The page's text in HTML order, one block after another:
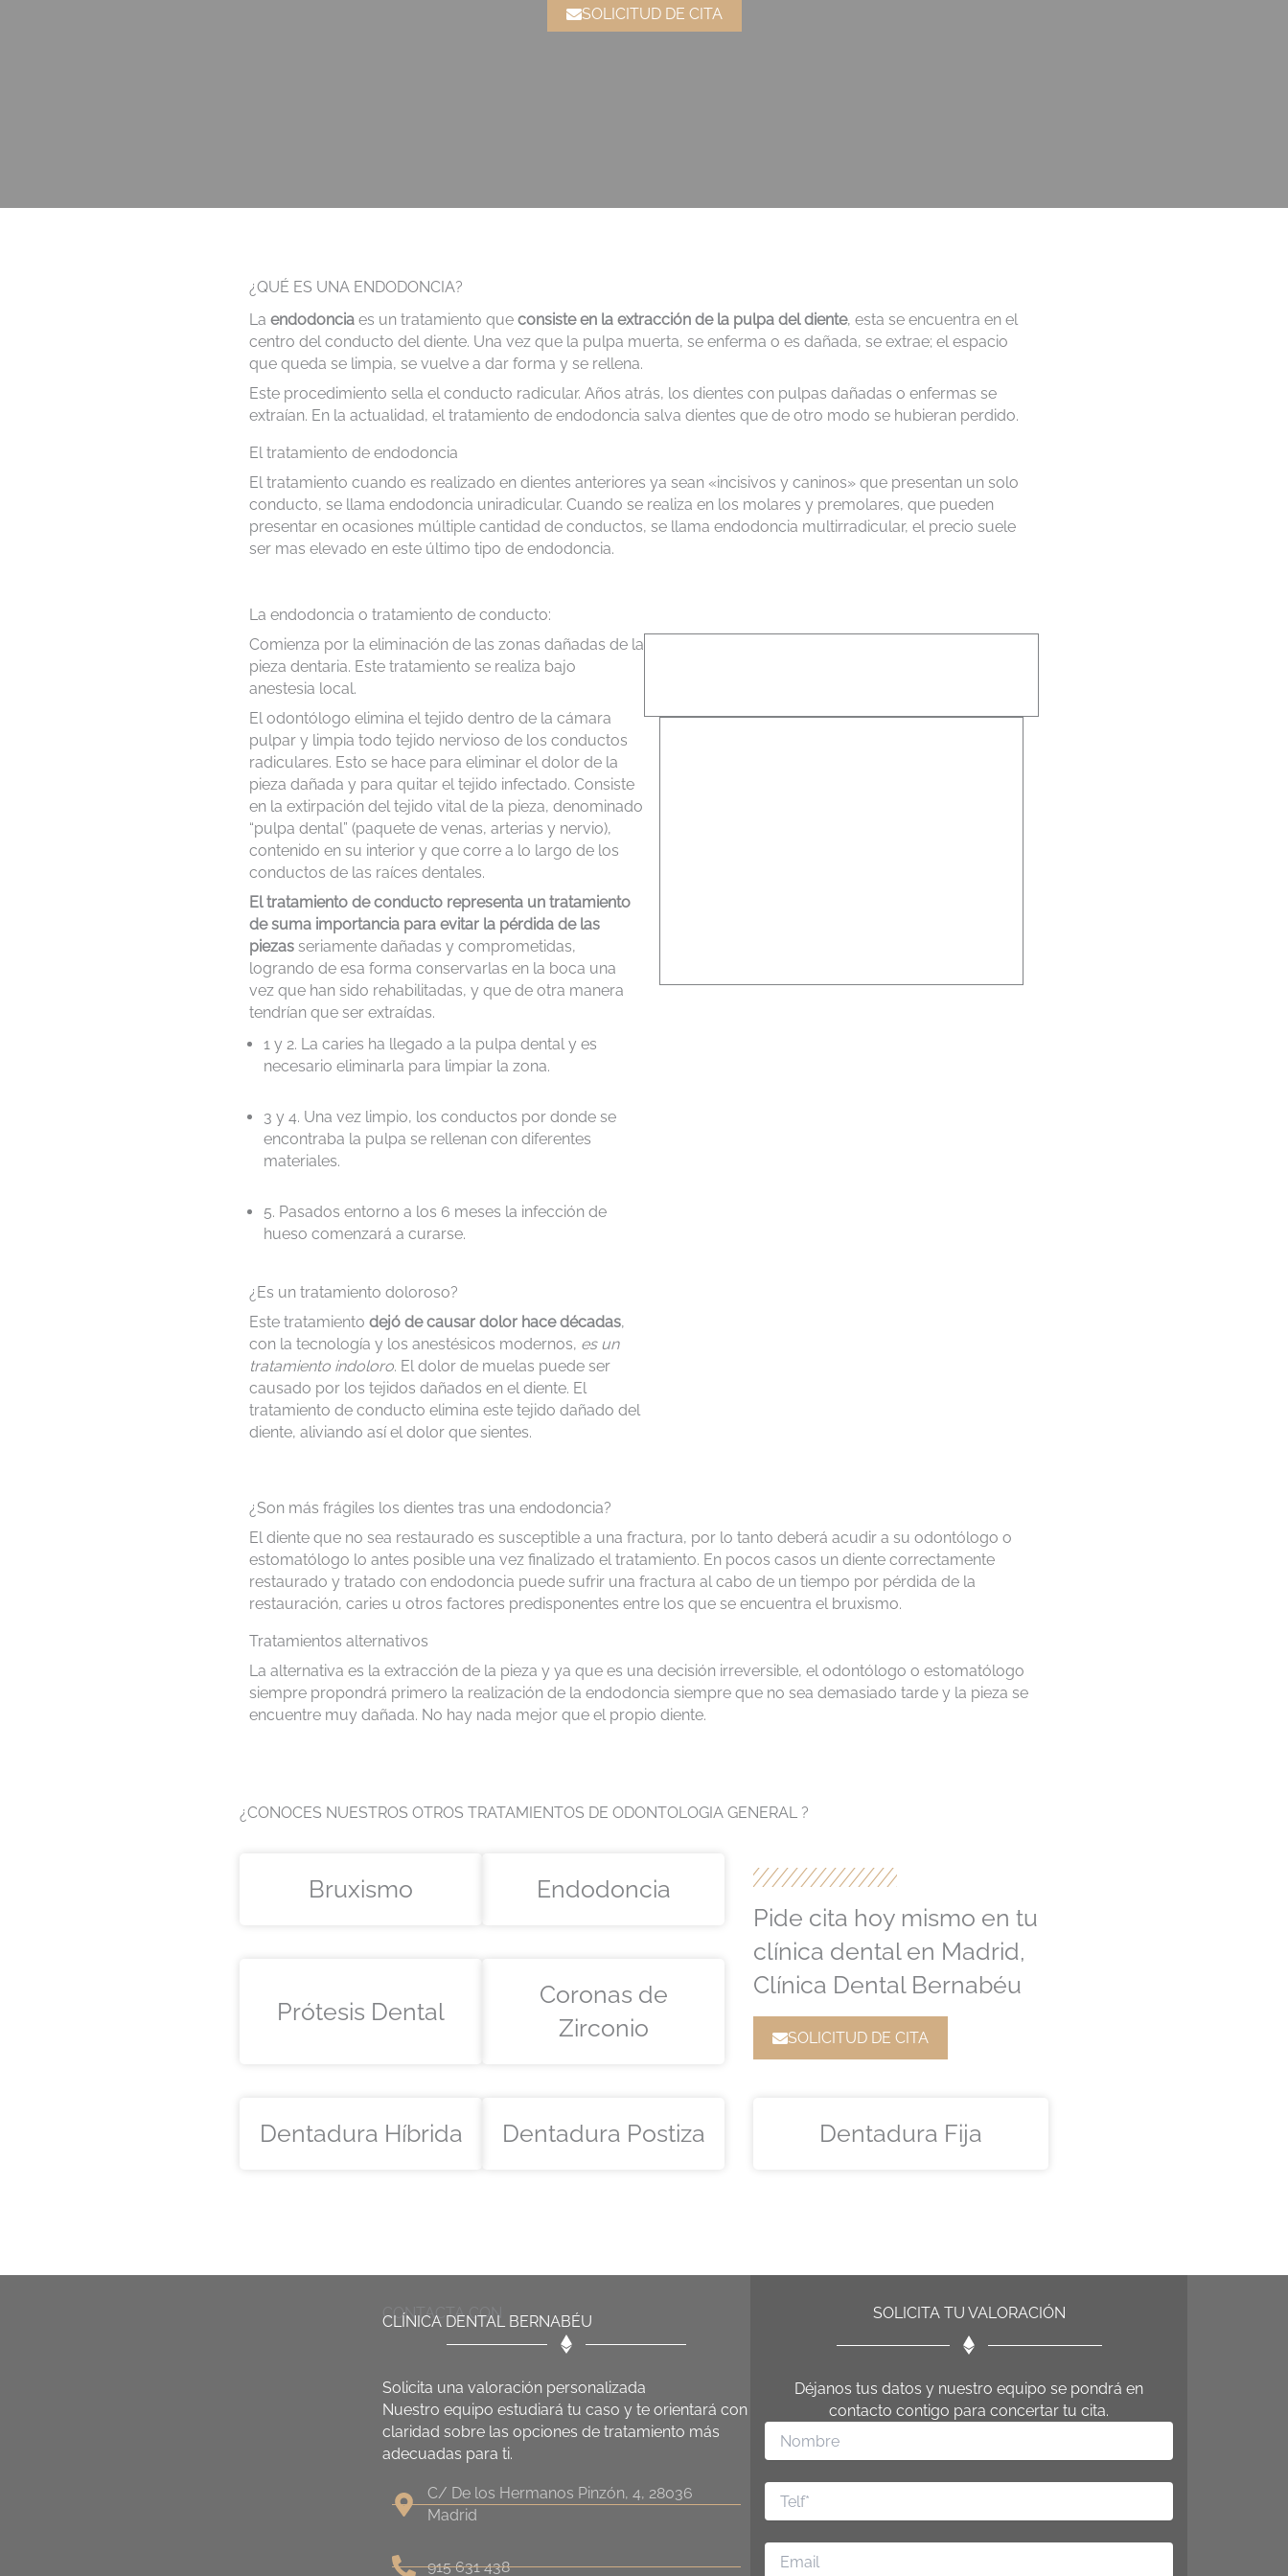
SOLICITUD DE CITA
¿QUÉ ES UNA ENDODONCIA?
La endodoncia es un tratamiento que consiste en la extracción de la pulpa del diente, esta se encuentra en el
centro del conducto del diente. Una vez que la pulpa muerta, se enferma o es dañada, se extrae; el espacio
que queda se limpia, se vuelve a dar forma y se rellena.
Este procedimiento sella el conducto radicular. Años atrás, los dientes con pulpas dañadas o enfermas se
extraían. En la actualidad, el tratamiento de endodoncia salva dientes que de otro modo se hubieran perdido.
El tratamiento de endodoncia
El tratamiento cuando es realizado en dientes anteriores ya sean «incisivos y caninos» que presentan un solo
conducto, se llama endodoncia uniradicular. Cuando se realiza en los molares y premolares, que pueden
presentar en ocasiones múltiple cantidad de conductos, se llama endodoncia multirradicular, el precio suele
ser mas elevado en este último tipo de endodoncia.
La endodoncia o tratamiento de conducto:
Comienza por la eliminación de las zonas dañadas de la
pieza dentaria. Este tratamiento se realiza bajo
anestesia local.
El odontólogo elimina el tejido dentro de la cámara
pulpar y limpia todo tejido nervioso de los conductos
radiculares. Esto se hace para eliminar el dolor de la
pieza dañada y para quitar el tejido infectado. Consiste
en la extirpación del tejido vital de la pieza, denominado
“pulpa dental” (paquete de venas, arterias y nervio),
contenido en su interior y que corre a lo largo de los
conductos de las raíces dentales.
El tratamiento de conducto representa un tratamiento
de suma importancia para evitar la pérdida de las
piezas seriamente dañadas y comprometidas,
logrando de esa forma conservarlas en la boca una
vez que han sido rehabilitadas, y que de otra manera
tendrían que ser extraídas.
1 y 2. La caries ha llegado a la pulpa dental y es
necesario eliminarla para limpiar la zona.
3 y 4. Una vez limpio, los conductos por donde se
encontraba la pulpa se rellenan con diferentes
materiales.
5. Pasados entorno a los 6 meses la infección de
hueso comenzará a curarse.
¿Es un tratamiento doloroso?
Este tratamiento dejó de causar dolor hace décadas,
con la tecnología y los anestésicos modernos, es un
tratamiento indoloro. El dolor de muelas puede ser
causado por los tejidos dañados en el diente. El
tratamiento de conducto elimina este tejido dañado del
diente, aliviando así el dolor que sientes.
¿Son más frágiles los dientes tras una endodoncia?
El diente que no sea restaurado es susceptible a una fractura, por lo tanto deberá acudir a su odontólogo o
estomatólogo lo antes posible una vez finalizado el tratamiento. En pocos casos un diente correctamente
restaurado y tratado con endodoncia puede sufrir una fractura al cabo de un tiempo por pérdida de la
restauración, caries u otros factores predisponentes entre los que se encuentra el bruxismo.
Tratamientos alternativos
La alternativa es la extracción de la pieza y ya que es una decisión irreversible, el odontólogo o estomatólogo
siempre propondrá primero la realización de la endodoncia siempre que no sea demasiado tarde y la pieza se
encuentre muy dañada. No hay nada mejor que el propio diente.
¿CONOCES NUESTROS OTROS TRATAMIENTOS DE ODONTOLOGIA GENERAL ?
Bruxismo Endodoncia
Prótesis Dental
Coronas de
Zirconio
Pide cita hoy mismo en tu
clínica dental en Madrid,
Clínica Dental Bernabéu
SOLICITUD DE CITA
Dentadura Híbrida Dentadura Postiza Dentadura Fija
CONTACTA CON
CLÍNICA DENTAL BERNABÉU
Solicita una valoración personalizada
Nuestro equipo estudiará tu caso y te orientará con
claridad sobre las opciones de tratamiento más
adecuadas para ti.
C/ De los Hermanos Pinzón, 4, 28036
Madrid
915 631 438
SOLICITA TU VALORACIÓN
Déjanos tus datos y nuestro equipo se pondrá en
contacto contigo para concertar tu cita.